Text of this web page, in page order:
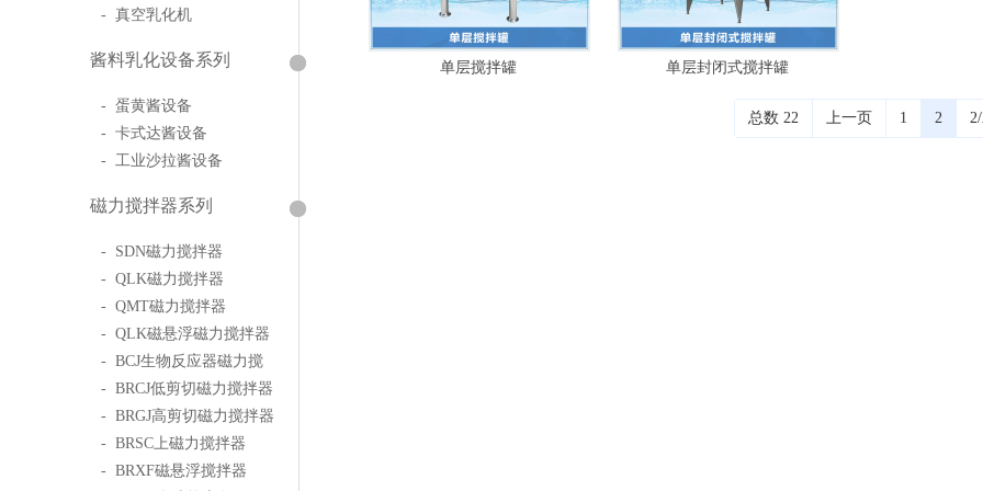
- 真空乳化机
酱料乳化设备系列
- 蛋黄酱设备
- 卡式达酱设备
- 工业沙拉酱设备
磁力搅拌器系列
- SDN磁力搅拌器
- QLK磁力搅拌器
- QMT磁力搅拌器
- QLK磁悬浮磁力搅拌器
- BCJ生物反应器磁力搅
- BRCJ低剪切磁力搅拌器
- BRGJ高剪切磁力搅拌器
- BRSC上磁力搅拌器
- BRXF磁悬浮搅拌器
单层搅拌罐 单层封闭式搅拌罐
总数 22 上一页 1 2